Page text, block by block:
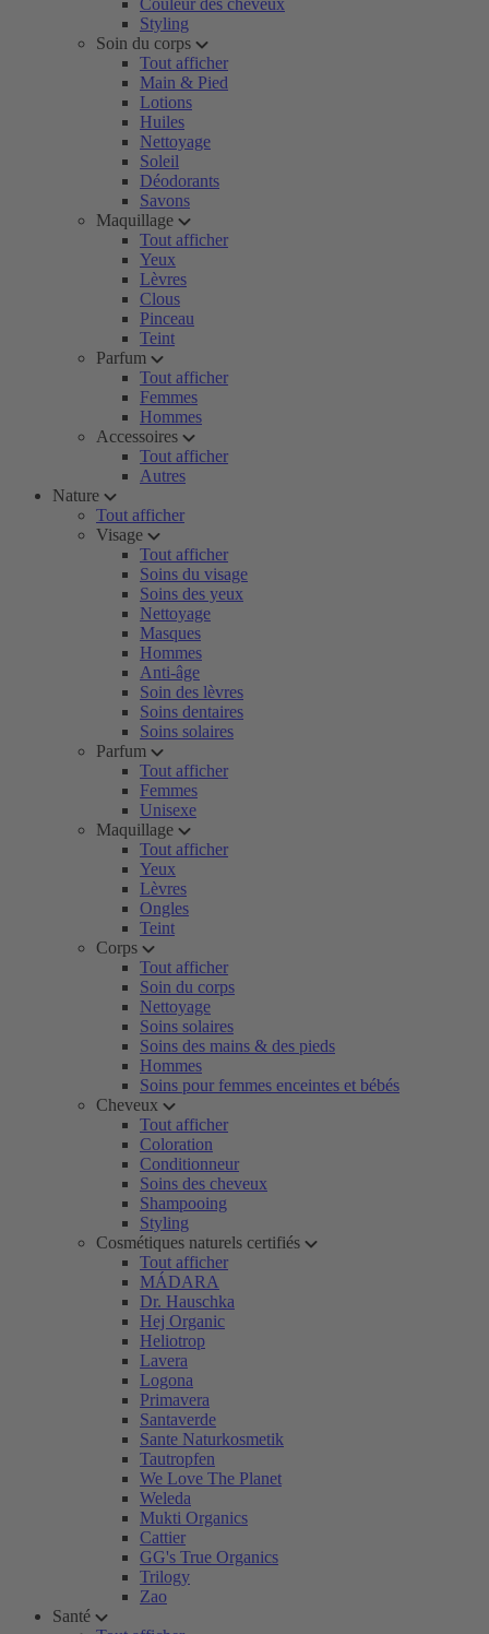
Couleur des cheveux
Styling
Soin du corps
Tout afficher
Main & Pied
Lotions
Huiles
Nettoyage
Soleil
Déodorants
Savons
Maquillage
Tout afficher
Yeux
Lèvres
Clous
Pinceau
Teint
Parfum
Tout afficher
Femmes
Hommes
Accessoires
Tout afficher
Autres
Nature
Tout afficher
Visage
Tout afficher
Soins du visage
Soins des yeux
Nettoyage
Masques
Hommes
Anti-âge
Soin des lèvres
Soins dentaires
Soins solaires
Parfum
Tout afficher
Femmes
Unisexe
Maquillage
Tout afficher
Yeux
Lèvres
Ongles
Teint
Corps
Tout afficher
Soin du corps
Nettoyage
Soins solaires
Soins des mains & des pieds
Hommes
Soins pour femmes enceintes et bébés
Cheveux
Tout afficher
Coloration
Conditionneur
Soins des cheveux
Shampooing
Styling
Cosmétiques naturels certifiés
Tout afficher
MÁDARA
Dr. Hauschka
Hej Organic
Heliotrop
Lavera
Logona
Primavera
Santaverde
Sante Naturkosmetik
Tautropfen
We Love The Planet
Weleda
Mukti Organics
Cattier
GG's True Organics
Trilogy
Zao
Santé